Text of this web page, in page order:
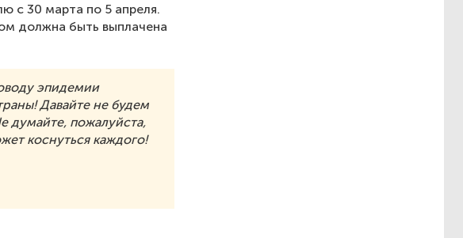
с 30 марта по 5 апреля.
должна быть выплачена
эпидемии
Давайте не будем
думайте, пожалуйста,
коснуться каждого!